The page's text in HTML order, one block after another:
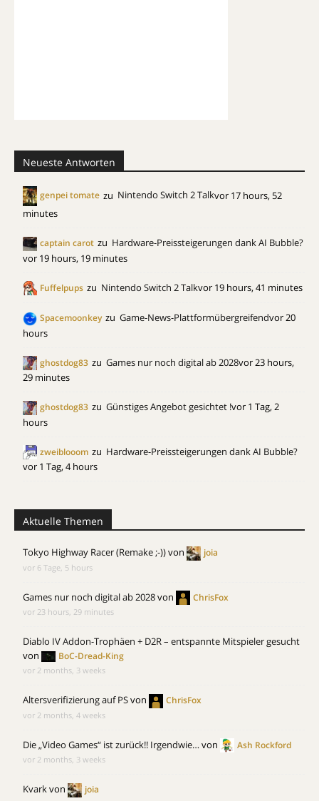
Neueste Antworten
genpei tomate zu Nintendo Switch 2 Talkvor 17 hours, 52
minutes
captain carot zu Hardware-Preissteigerungen dank AI Bubble?
vor 19 hours, 19 minutes
Fuffelpups zu Nintendo Switch 2 Talkvor 19 hours, 41 minutes
Spacemoonkey zu Game-News-Plattformübergreifendvor 20
hours
ghostdog83 zu Games nur noch digital ab 2028vor 23 hours,
29 minutes
ghostdog83 zu Günstiges Angebot gesichtet !vor 1 Tag, 2
hours
zweiblooom zu Hardware-Preissteigerungen dank AI Bubble?
vor 1 Tag, 4 hours
Aktuelle Themen
Tokyo Highway Racer (Remake ;-))von joia
vor 6 Tage, 5 hours
Games nur noch digital ab 2028von ChrisFox
vor 23 hours, 29 minutes
Diablo IV Addon-Trophäen + D2R – entspannte Mitspieler gesucht
von
BoC-Dread-King
vor 2 months, 3 weeks
Altersverifizierung auf PSvon ChrisFox
vor 2 months, 4 weeks
Die „Video Games“ ist zurück!! Irgendwie…von Ash Rockford
vor 2 months, 3 weeks
Kvarkvon joia